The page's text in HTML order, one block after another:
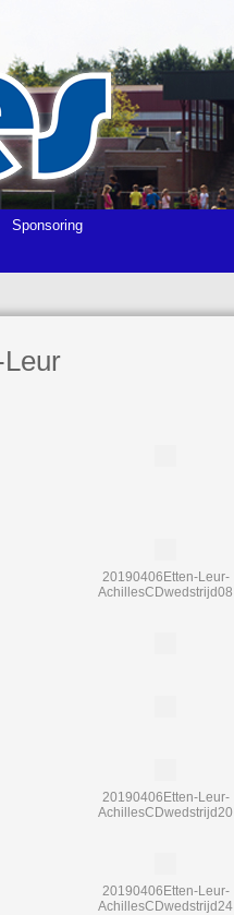
Sponsoring
20190406Etten-Leur-
AchillesCDwedstrijd08
20190406Etten-Leur-
AchillesCDwedstrijd20
20190406Etten-Leur-
AchillesCDwedstrijd24